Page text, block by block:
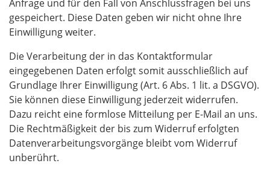
Anfrage und für den Fall von Anschlussfragen bei uns
gespeichert. Diese Daten geben wir nicht ohne Ihre
Einwilligung weiter.
Die Verarbeitung der in das Kontaktformular
eingegebenen Daten erfolgt somit ausschließlich auf
Grundlage Ihrer Einwilligung (Art. 6 Abs. 1 lit. a DSGVO).
Sie können diese Einwilligung jederzeit widerrufen.
Dazu reicht eine formlose Mitteilung per E-Mail an uns.
Die Rechtmäßigkeit der bis zum Widerruf erfolgten
Datenverarbeitungsvorgänge bleibt vom Widerruf
unberührt.